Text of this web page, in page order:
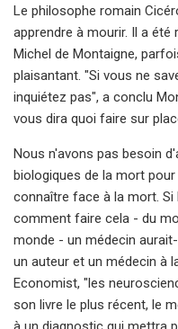
Le philosophe romain
apprendre à mourir. Il a
Michel de Montaigne,
plaisantant. "Si vous ne
inquiétez pas", a conclu
vous dira quoi faire sur
Nous n'avons pas besoin
biologiques de la mort
connaître face à la mort.
comment faire cela - du
monde - un médecin
un auteur et un médecin à
Economist, "les
son livre le plus récent, le